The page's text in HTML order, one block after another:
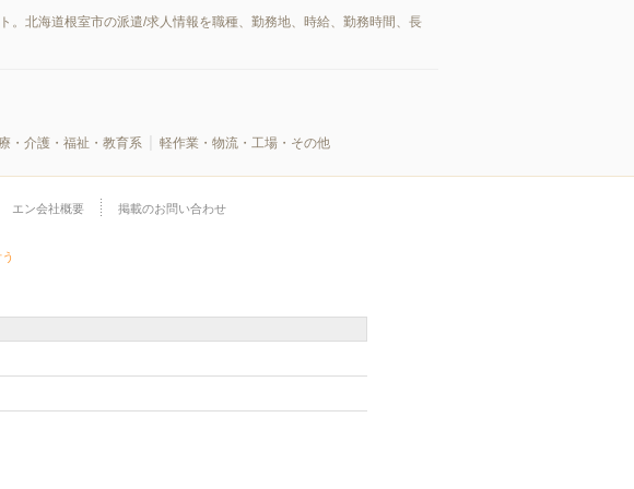
北海道根室市の派遣/求人情報を職種、勤務地、時給、勤務時間、長
・介護・福祉・教育系 軽作業・物流・工場・その他
エン会社概要 掲載のお問い合わせ